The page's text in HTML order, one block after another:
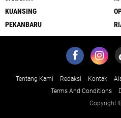
KUANSING
PEKANBARU
Tentang Kami Redaksi Kontak
Terms And Conditions
Copyright